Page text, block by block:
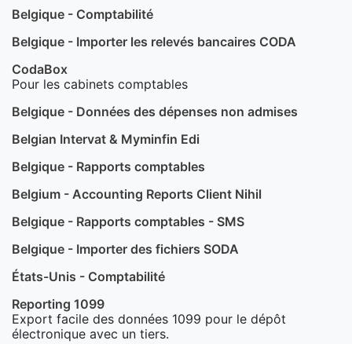
Belgique - Comptabilité
Belgique - Importer les relevés bancaires CODA
CodaBox
Pour les cabinets comptables
Belgique - Données des dépenses non admises
Belgian Intervat & Myminfin Edi
Belgique - Rapports comptables
Belgium - Accounting Reports Client Nihil
Belgique - Rapports comptables - SMS
Belgique - Importer des fichiers SODA
États-Unis - Comptabilité
Reporting 1099
Export facile des données 1099 pour le dépôt
électronique avec un tiers.